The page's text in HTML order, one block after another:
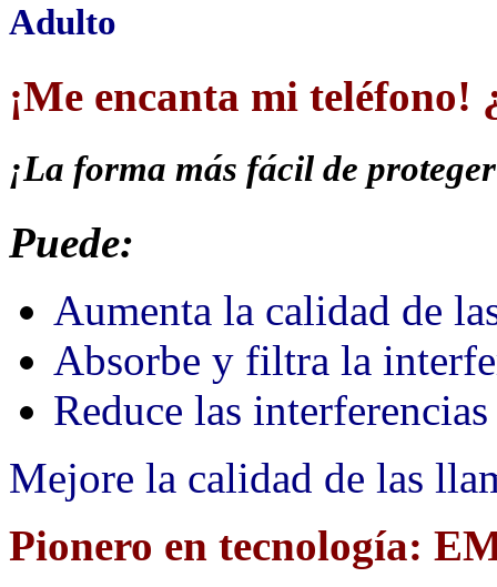
Adulto
¡Me encanta mi teléfono!
¡La forma más fácil de
Puede:
Aumenta la calidad de
Absorbe y filtra la
Reduce las
Mejore la calidad de las
Pionero en tecnología: